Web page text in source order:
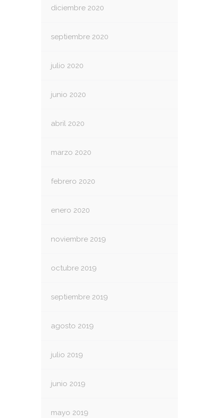
diciembre 2020
septiembre 2020
julio 2020
junio 2020
abril 2020
marzo 2020
febrero 2020
enero 2020
noviembre 2019
octubre 2019
septiembre 2019
agosto 2019
julio 2019
junio 2019
mayo 2019